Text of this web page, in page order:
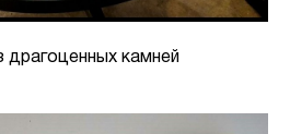
драгоценных камней